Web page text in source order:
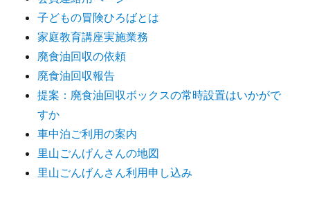
子どもの冒険ひろばとは
家庭教育講座実施業務
廃食油回収の依頼
廃食油回収報告
提案：廃食油回収ボックスの常時設置はいかがで
すか
車中泊ご利用の案内
里山ごんげんさんの地図
里山ごんげんさん利用申し込み